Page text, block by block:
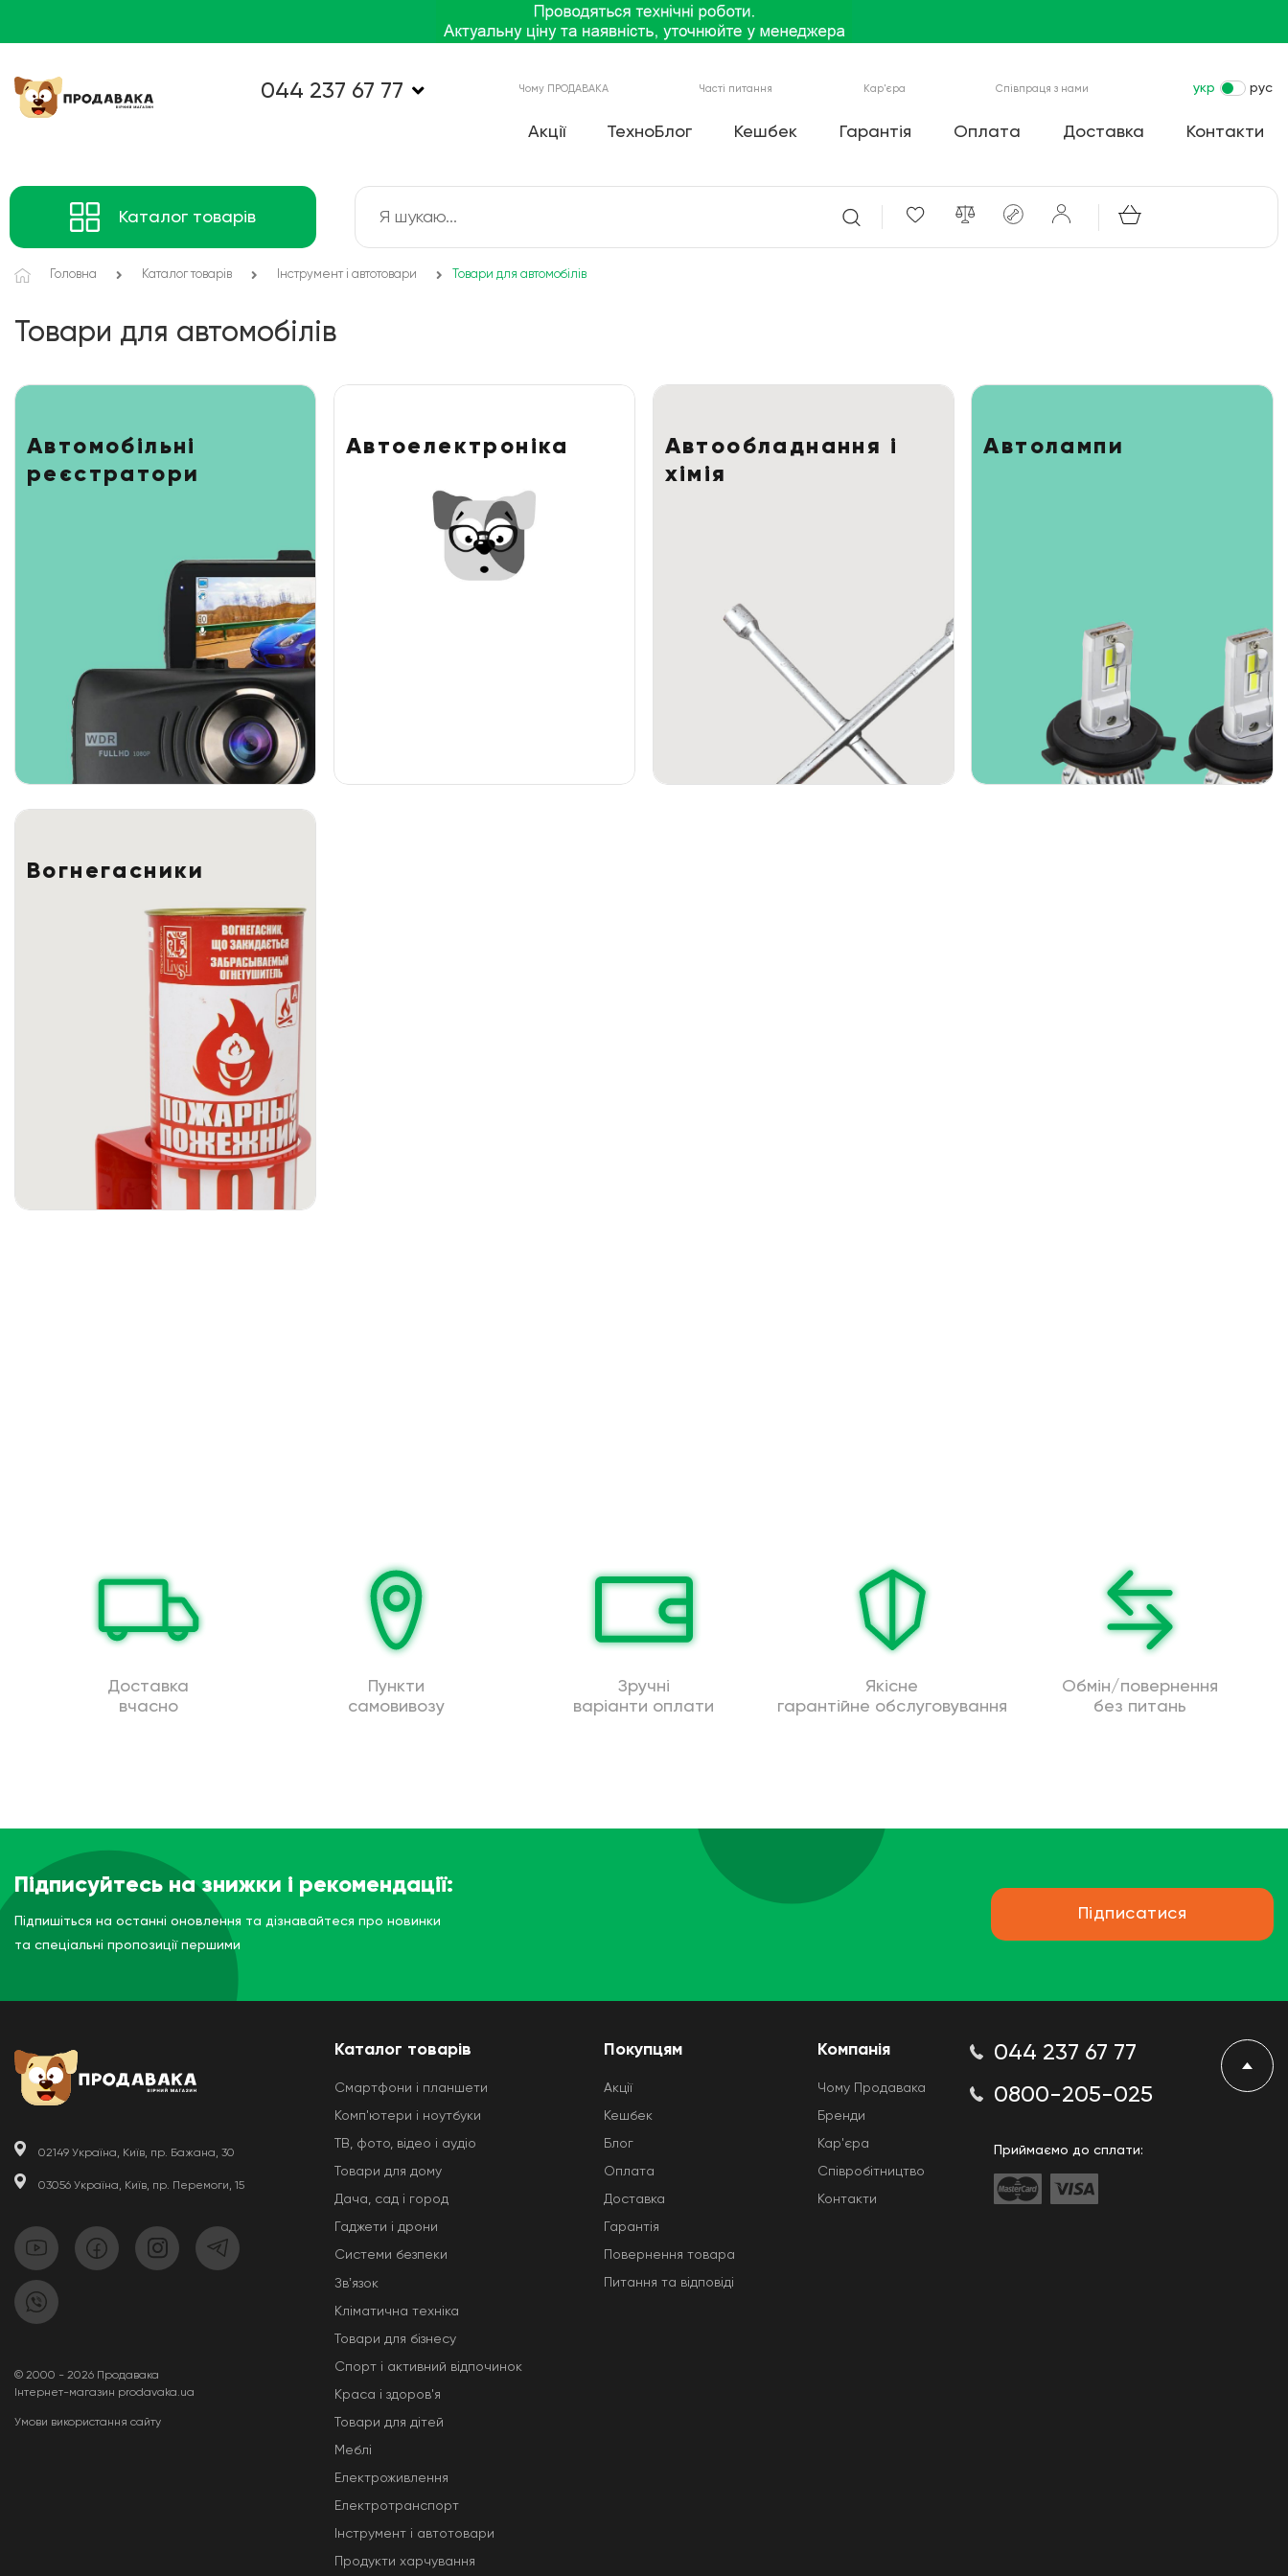
044 237 67 77 Чому ПРОДАВАКА Часті питання Кар'єра Співпраця з нами укр рус
Акції ТехноБлог Кешбек Гарантія Оплата Доставка Контакти
Каталог товарів
Головна Каталог товарів Інструмент і автотовари Товари для автомобілів
Товари для автомобілів
Автомобільні
реєстратори
Автоелектроніка
Автообладнання і
хімія
Автолампи
Вогнегасники
Доставка
вчасно
Пункти
самовивозу
Зручні
варіанти оплати
Якісне
гарантійне обслуговування
Обмін/повернення
без питань
Підписуйтесь на знижки і рекомендації:
Підпишіться на останні оновлення та дізнавайтеся про новинки
та спеціальні пропозиції першими
Підписатися
02149 Україна, Київ, пр. Бажана, 30
03056 Україна, Київ, пр. Перемоги, 15
© 2000 - 2026 Продавака
Інтернет-магазин prodavaka.ua
Умови використання сайту
Каталог товарів
Смартфони і планшети
Комп'ютери і ноутбуки
ТВ, фото, відео і аудіо
Товари для дому
Дача, сад і город
Гаджети і дрони
Системи безпеки
Звʼязок
Кліматична техніка
Товари для бізнесу
Спорт і активний відпочинок
Краса і здоров'я
Товари для дітей
Меблі
Електроживлення
Електротранспорт
Інструмент і автотовари
Продукти харчування
Покупцям
Акції
Кешбек
Блог
Оплата
Доставка
Гарантія
Повернення товара
Питання та відповіді
Компанія
Чому Продавака
Бренди
Кар'єра
Співробітництво
Контакти
044 237 67 77
0800-205-025
Приймаємо до сплати: